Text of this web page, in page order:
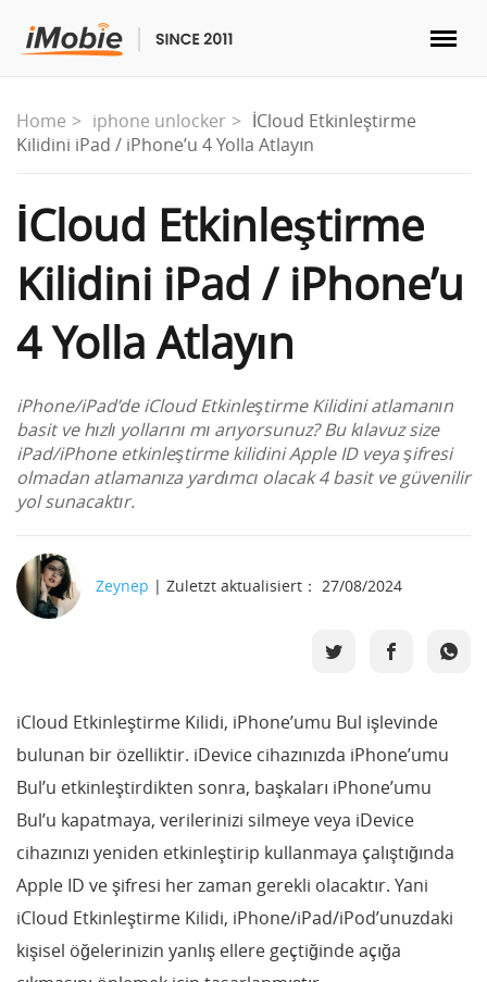
Kilidi aç ve Kurtar
Çözümleri
Mağaza
İndir
Destek
Diller
Home iphone unlocker
İCloud Etkinleştirme
Kilidini iPad / iPhone’u 4 Yolla Atlayın
İCloud Etkinleştirme
Kilidini iPad / iPhone’u
4 Yolla Atlayın
iPhone/iPad’de iCloud Etkinleştirme Kilidini atlamanın
basit ve hızlı yollarını mı arıyorsunuz? Bu kılavuz size
iPad/iPhone etkinleştirme kilidini Apple ID veya şifresi
olmadan atlamanıza yardımcı olacak 4 basit ve güvenilir
yol sunacaktır.
Zeynep | Zuletzt aktualisiert： 27/08/2024
iCloud Etkinleştirme Kilidi, iPhone’umu Bul işlevinde
bulunan bir özelliktir. iDevice cihazınızda iPhone’umu
Bul’u etkinleştirdikten sonra, başkaları iPhone’umu
Bul’u kapatmaya, verilerinizi silmeye veya iDevice
cihazınızı yeniden etkinleştirip kullanmaya çalıştığında
Apple ID ve şifresi her zaman gerekli olacaktır. Yani
iCloud Etkinleştirme Kilidi, iPhone/iPad/iPod’unuzdaki
kişisel öğelerinizin yanlış ellere geçtiğinde açığa